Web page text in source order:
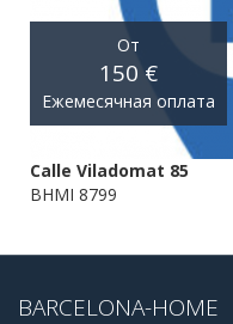
От
150 €
Ежемесячная оплата
Calle Viladomat 85
BHMI 8799
BARCELONA-HOME